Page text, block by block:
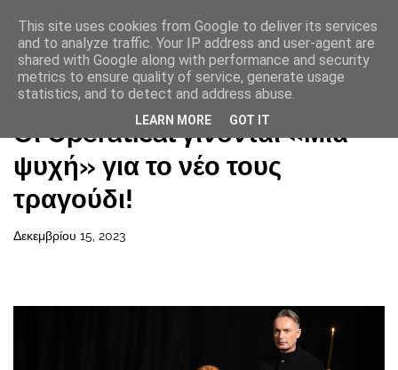
Αρχική σελίδα
Οι Operatical γίνονται «Μία
ψυχή» για το νέο τους
τραγούδι!
Δεκεμβρίου 15, 2023
This site uses cookies from Google to deliver its services
and to analyze traffic. Your IP address and user-agent are
shared with Google along with performance and security
metrics to ensure quality of service, generate usage
statistics, and to detect and address abuse.
LEARN MORE GOT IT